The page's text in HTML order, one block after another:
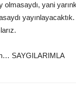
olmasaydı, yani
SAYGILARIMLA